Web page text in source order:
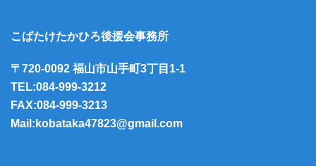
こばたけたかひろ後援会事務所
〒720-0092 福山市山手町3丁目1-1
TEL:084-999-3212
FAX:084-999-3213
Mail:kobataka47823@gmail.com